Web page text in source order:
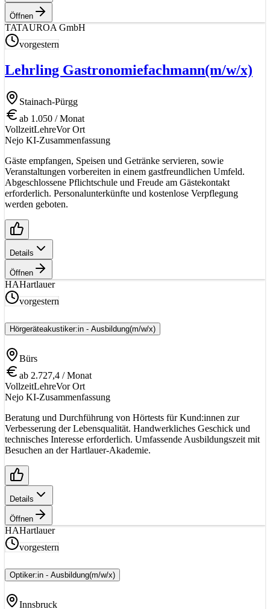
Öffnen
TATAUROA GmbH
vorgestern
Lehrling Gastronomiefachmann(m/w/x)
Stainach-Pürgg
ab 1.050 / Monat
VollzeitLehreVor Ort
Nejo KI-Zusammenfassung
Gäste empfangen, Speisen und Getränke servieren, sowie
Veranstaltungen vorbereiten in einem gastfreundlichen Umfeld.
Abgeschlossene Pflichtschule und Freude am Gästekontakt
erforderlich. Personalunterkünfte und kostenlose Verpflegung
werden geboten.
Details
Öffnen
HAHartlauer
vorgestern
Hörgeräteakustiker:in - Ausbildung(m/w/x)
Bürs
ab 2.727,4 / Monat
VollzeitLehreVor Ort
Nejo KI-Zusammenfassung
Beratung und Durchführung von Hörtests für Kund:innen zur
Verbesserung der Lebensqualität. Handwerkliches Geschick und
technisches Interesse erforderlich. Umfassende Ausbildungszeit mit
Besuchen an der Hartlauer-Akademie.
Details
Öffnen
HAHartlauer
vorgestern
Optiker:in - Ausbildung(m/w/x)
Innsbruck